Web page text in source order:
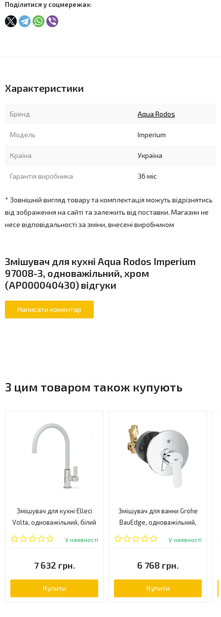
Поділитися у соцмережах:
Характеристики
Бренд Aqua Rodos
Модель Imperium
Країна Україна
Гарантія виробника 36 міс
* Зовнішній вигляд товару та комплектація можуть відрізнятись
від зображення на сайті та залежить від поставки. Магазин не
несе відповідальності за зміни, внесені виробником
Змішувач для кухні Aqua Rodos Imperium
97008-3, одноважільний, хром
(АР000040430) відгуки
З цим товаром також купують
Змішувач для кухні Elleci
Volta, одноважільний, білий
(VOLTA WHITE 96)
У наявності
7 632 грн.
Купити
Змішувач для ванни Grohe
BauEdge, одноважільний,
хром (29079000)
У наявності
6 768 грн.
Купити